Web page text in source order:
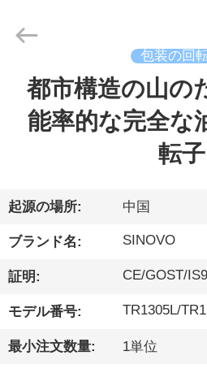
ダ
ク
ト
シ
2010
International
Industry
Co.Ltd..
包装の回
都市構造の山の
能率的な完全な
転子
起源の場所: 中国
ブランド名: SINOVO
証明: CE/GOST/
モデル番号: TR1305L/
最小注文数量: 1単位